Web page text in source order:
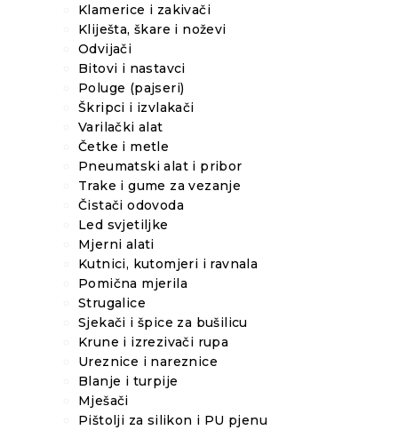
Klamerice i zakivači
Kliješta, škare i noževi
Odvijači
Bitovi i nastavci
Poluge (pajseri)
Škripci i izvlakači
Varilački alat
Četke i metle
Pneumatski alat i pribor
Trake i gume za vezanje
Čistači odovoda
Led svjetiljke
Mjerni alati
Kutnici, kutomjeri i ravnala
Pomična mjerila
Strugalice
Sjekači i špice za bušilicu
Krune i izrezivači rupa
Ureznice i nareznice
Blanje i turpije
Mješači
Pištolji za silikon i PU pjenu